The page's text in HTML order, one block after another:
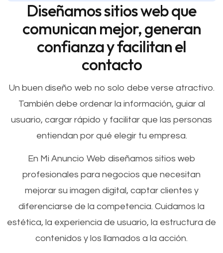
Diseñamos sitios web que
comunican mejor, generan
confianza y facilitan el
contacto
Un buen diseño web no solo debe verse atractivo.
También debe ordenar la información, guiar al
usuario, cargar rápido y facilitar que las personas
entiendan por qué elegir tu empresa.
En Mi Anuncio Web diseñamos sitios web
profesionales para negocios que necesitan
mejorar su imagen digital, captar clientes y
diferenciarse de la competencia. Cuidamos la
estética, la experiencia de usuario, la estructura de
contenidos y los llamados a la acción.